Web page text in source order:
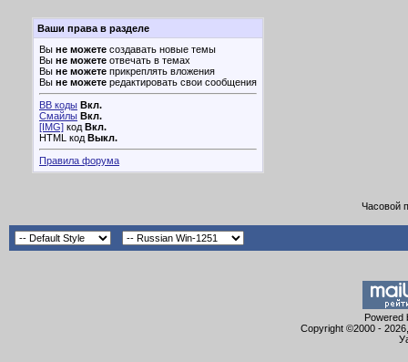
Ваши права в разделе
Вы не можете создавать новые темы
Вы не можете отвечать в темах
Вы не можете прикреплять вложения
Вы не можете редактировать свои сообщения
BB коды Вкл.
Смайлы Вкл.
[IMG] код Вкл.
HTML код Выкл.
Правила форума
Часовой
Powered
Copyright ©2000 -